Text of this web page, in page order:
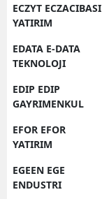
ECZYT ECZACIBASI
YATIRIM
EDATA E-DATA
TEKNOLOJI
EDIP EDIP
GAYRIMENKUL
EFOR EFOR
YATIRIM
EGEEN EGE
ENDUSTRI